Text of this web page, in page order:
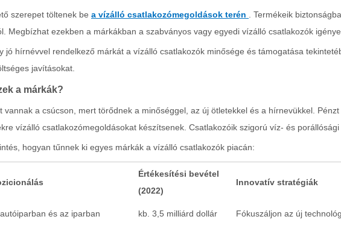
szerepet töltenek be a vízálló csatlakozómegoldások terén
. Termékeik
Megbízhat ezekben a márkákban a szabványos vagy egyedi vízálló csatlakozók
jó hírnévvel rendelkező márkát a vízálló csatlakozók minősége és támogatása
javításokat.
a márkák?
vannak a csúcson, mert törődnek a minőséggel, az új ötletekkel és a hírnevükkel.
vízálló csatlakozómegoldásokat készítsenek. Csatlakozóik szigorú víz- és
hogyan tűnnek ki egyes márkák a vízálló csatlakozók piacán:
Értékesítési bevétel
(2022)
Innovatív stratégiák
és az iparban kb. 3,5 milliárd dollár Fókuszáljon az új